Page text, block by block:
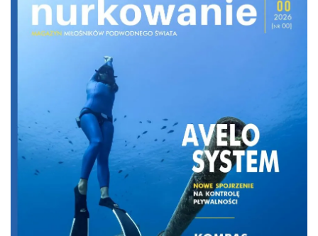
Gigantyczny czarny koralowiec o
wysokości około 4 metrów i
szerokości 4,5 metra został odkryty w
głębokich wodach Fiordlandu w
Nowej Zelandii. Jego wiek szacowany
jest na 300–400 lat, a według badaczy
może to być jeden z największych
czarnych koralowców, jakie dotąd
zaobserwowano w wodach Nowej
Zelandii.